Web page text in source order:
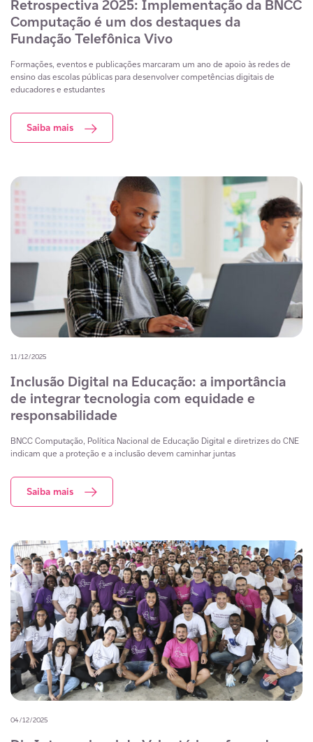
Retrospectiva 2025: Implementação da BNCC
Computação é um dos destaques da
Fundação Telefônica Vivo
Formações, eventos e publicações marcaram um ano de apoio às redes de
ensino das escolas públicas para desenvolver competências digitais de
educadores e estudantes
Saiba mais
11/12/2025
Inclusão Digital na Educação: a importância
de integrar tecnologia com equidade e
responsabilidade
BNCC Computação, Política Nacional de Educação Digital e diretrizes do CNE
indicam que a proteção e a inclusão devem caminhar juntas
Saiba mais
04/12/2025